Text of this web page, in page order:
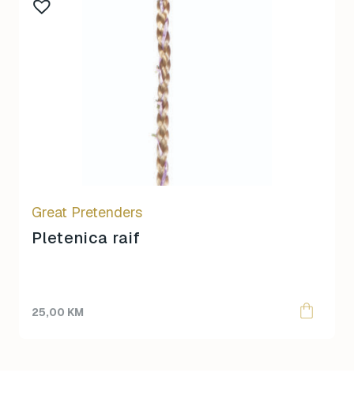
Great Pretenders
Pletenica raif
25,00 KM